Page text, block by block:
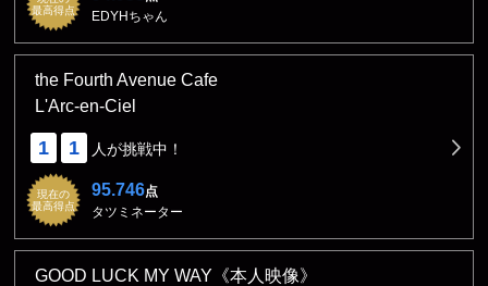
最高得点
EDYHちゃん
the Fourth Avenue Cafe
L'Arc-en-Ciel
1 1 人が挑戦中！
現在の
最高得点
95.746点
タツミネーター
GOOD LUCK MY WAY《本人映像》